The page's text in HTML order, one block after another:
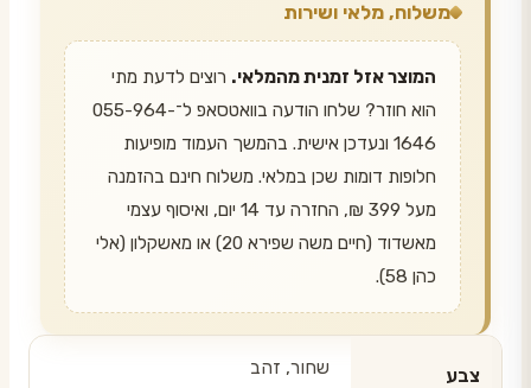
משלוח, מלאי ושירות
המוצר אזל זמנית מהמלאי. רוצים לדעת מתי
הוא חוזר? שלחו הודעה בוואטסאפ ל־055-964-
1646 ונעדכן אישית. בהמשך העמוד מופיעות
חלופות דומות שכן במלאי. משלוח חינם בהזמנה
מעל 399 ₪, החזרה עד 14 יום, ואיסוף עצמי
מאשדוד (חיים משה שפירא 20) או מאשקלון (אלי
כהן 58).
צבע שחור, זהב